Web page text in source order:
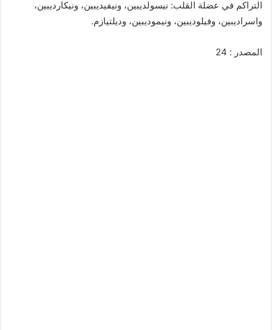
التراكم في عضلة القلب: نيسولديبين، ونيفيديبين، ونيكارديبين،
واسراديبين، وفيلوديبين، ونيموديبين، وديلتيازم.
المصدر : 24